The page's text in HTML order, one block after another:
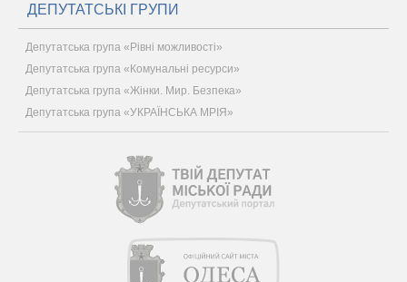
ДЕПУТАТСЬКІ ГРУПИ
Депутатська група «Рівні можливості»
Депутатська група «Комунальні ресурси»
Депутатська група «Жінки. Мир. Безпека»
Депутатська група «УКРАЇНСЬКА МРІЯ»